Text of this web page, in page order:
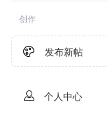
创作
发布新帖
个人中心